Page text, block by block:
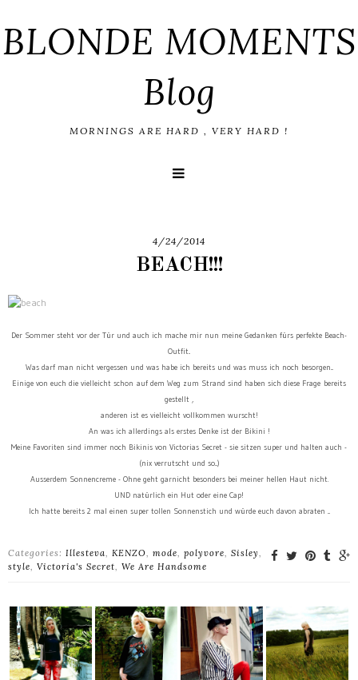
BLONDE MOMENTS
Blog
MORNINGS ARE HARD , VERY HARD !
4/24/2014
BEACH!!!
Der Sommer steht vor der Tür und auch ich mache mir nun meine Gedanken fürs perfekte Beach-
Outfit..
Was darf man nicht vergessen und was habe ich bereits und was muss ich noch besorgen...
Einige von euch die vielleicht schon auf dem Weg zum Strand sind haben sich diese Frage bereits
gestellt ,
anderen ist es vielleicht vollkommen wurscht!
An was ich allerdings als erstes Denke ist der Bikini !
Meine Favoriten sind immer noch Bikinis von Victorias Secret - sie sitzen super und halten auch -
(nix verrutscht und so...)
Ausserdem Sonnencreme - Ohne geht garnicht besonders bei meiner hellen Haut nicht.
UND natürlich ein Hut oder eine Cap!
Ich hatte bereits 2 mal einen super tollen Sonnenstich und würde euch davon abraten ...
Categories: Illesteva, KENZO, mode, polyvore, Sisley,
style, Victoria's Secret, We Are Handsome